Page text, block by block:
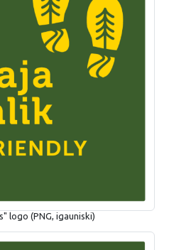
logo (PNG, igauniski)